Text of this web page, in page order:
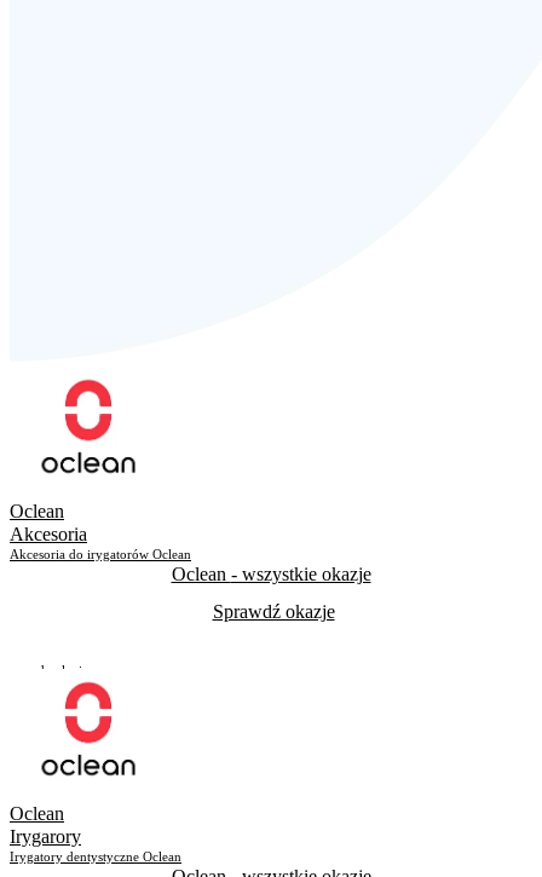
Oclean
Akcesoria
Akcesoria do irygatorów Oclean
Oclean - wszystkie okazje
Sprawdź okazje
Do odwołania
Skorzystało 523
Oclean
Irygarory
Irygatory dentystyczne Oclean